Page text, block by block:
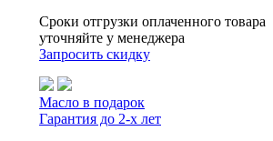
Сроки отгрузки оплаченного товара
уточняйте у менеджера
Запросить скидку
Масло в подарок
Гарантия до 2-х лет